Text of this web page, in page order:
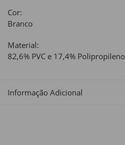
Cor:
Branco
Material:
82,6% PVC e 17,4% Polipropileno
Informação Adicional